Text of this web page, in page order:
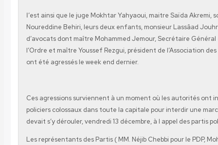
ا’est ainsi que le juge Mokhtar Yahyaoui, maitre Saïda Akremi, son mari maître
Noureddine Behiri, leurs deux enfants, monsieur Lassâad
d’avocats dont maître Mohammed Jemour, Secrétaire Général
l’Ordre et maître Youssef Rezgui, président de l’Association
ont été agressés le week end dernier.
Ces agressions surviennent à un moment où les autorités ont
policiers colossaux dans toute la capitale pour interdir une
devait s’y dérouler, vendredi 13 décembre, à l appel des partis
Les représentants des Partis ( MM. Néjib Chebbi pour le PDP,